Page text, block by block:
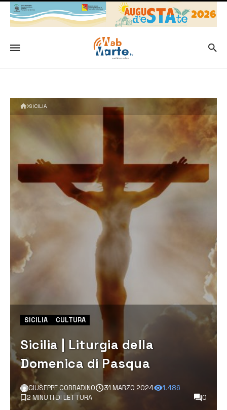
SICILIA
SICILIA CULTURA
Sicilia | Liturgia della
Domenica di Pasqua
GIUSEPPE CORRADINO 31 MARZO 2024
1.486
2 MINUTI DI LETTURA
0